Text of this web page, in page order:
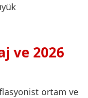
ve 2026
ortam ve